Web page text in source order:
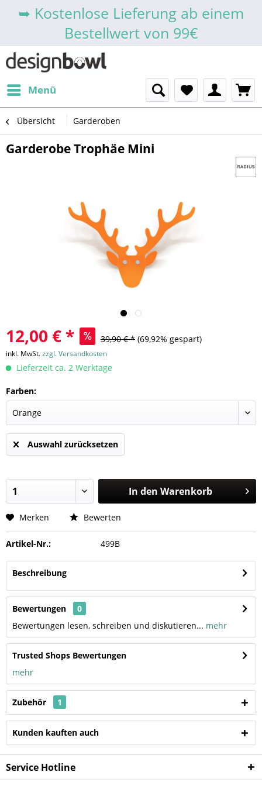
➥ Kostenlose Lieferung ab einem
Bestellwert von 99€
Menü
Übersicht Garderoben
Garderobe Trophäe Mini
12,00 € * 39,90 € * (69,92% gespart)
inkl. MwSt.zzgl. Versandkosten
Lieferzeit ca. 2 Werktage
Farben:
Auswahl zurücksetzen
In den Warenkorb
Merken Bewerten
Artikel-Nr.: 499B
Beschreibung
Bewertungen
0
Bewertungen lesen, schreiben und diskutieren... mehr
Trusted Shops Bewertungen
mehr
Zubehör 1
Kunden kauften auch
Service Hotline